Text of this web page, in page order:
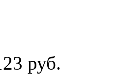
руб.